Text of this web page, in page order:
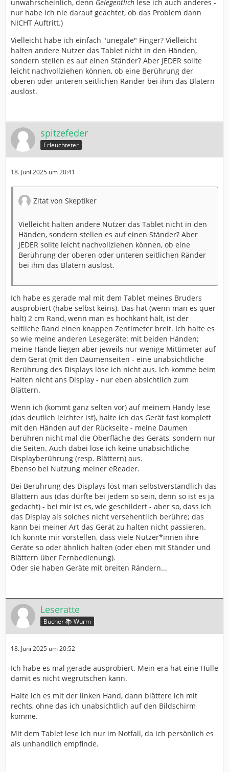
unwahrscheinlich, denn Gelegentlich lese ich auch anderes -
nur habe ich nie darauf geachtet, ob das Problem dann
NICHT Auftritt.)
Vielleicht habe ich einfach "unegale" Finger? Vielleicht
halten andere Nutzer das Tablet nicht in den Händen,
sondern stellen es auf einen Ständer? Aber JEDER sollte
leicht nachvollziehen können, ob eine Berührung der
oberen oder unteren seitlichen Ränder bei ihm das Blätern
auslöst.
spitzefeder
Erleuchteter
18. Juni 2025 um 20:41
Zitat von Skeptiker
Vielleicht halten andere Nutzer das Tablet nicht in den
Händen, sondern stellen es auf einen Ständer? Aber
JEDER sollte leicht nachvollziehen können, ob eine
Berührung der oberen oder unteren seitlichen Ränder
bei ihm das Blätern auslöst.
Ich habe es gerade mal mit dem Tablet meines Bruders
ausprobiert (habe selbst keins). Das hat (wenn man es quer
hält) 2 cm Rand, wenn man es hochkant hält, ist der
seitliche Rand einen knappen Zentimeter breit. Ich halte es
so wie meine anderen Lesegeräte: mit beiden Händen;
meine Hände liegen aber jeweils nur wenige Mittimeter auf
dem Gerät (mit den Daumenseiten - eine unabsichtliche
Berührung des Displays löse ich nicht aus. Ich komme beim
Halten nicht ans Display - nur eben absichtlich zum
Blättern.
Wenn ich (kommt ganz selten vor) auf meinem Handy lese
(das deutlich leichter ist), halte ich das Gerät fast komplett
mit den Händen auf der Rückseite - meine Daumen
berühren nicht mal die Oberfläche des Geräts, sondern nur
die Seiten. Auch dabei löse ich keine unabsichtliche
Displayberührung (resp. Blättern) aus.
Ebenso bei Nutzung meiner eReader.
Bei Berührung des Displays löst man selbstverständlich das
Blättern aus (das dürfte bei jedem so sein, denn so ist es ja
gedacht) - bei mir ist es, wie geschildert - aber so, dass ich
das Display als solches nicht versehentlich berühre; das
kann bei meiner Art das Gerät zu halten nicht passieren.
Ich könnte mir vorstellen, dass viele Nutzer*innen ihre
Geräte so oder ähnlich halten (oder eben mit Ständer und
Blättern über Fernbedienung).
Oder sie haben Geräte mit breiten Rändern...
Leseratte
Bücher 📚 Wurm
18. Juni 2025 um 20:52
Ich habe es mal gerade ausprobiert. Mein era hat eine Hülle
damit es nicht wegrutschen kann.
Halte ich es mit der linken Hand, dann blättere ich mit
rechts, ohne das ich unabsichtlich auf den Bildschirm
komme.
Mit dem Tablet lese ich nur im Notfall, da ich persönlich es
als unhandlich empfinde.